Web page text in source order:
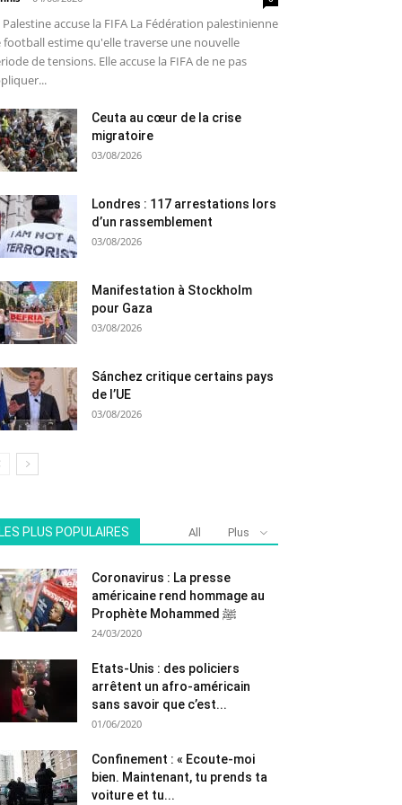
Palestine accuse la FIFA La Fédération palestinienne
football estime qu'elle traverse une nouvelle
de tensions. Elle accuse la FIFA de ne pas
Ceuta au cœur de la crise
migratoire
03/08/2026
Londres : 117 arrestations lors
d’un rassemblement
03/08/2026
Manifestation à Stockholm
pour Gaza
03/08/2026
Sánchez critique certains pays
de l’UE
03/08/2026
LES PLUS POPULAIRES All Plus
Coronavirus : La presse
américaine rend hommage au
Prophète Mohammed ﷺ
24/03/2020
Etats-Unis : des policiers
arrêtent un afro-américain
sans savoir que c’est...
01/06/2020
Confinement : « Ecoute-moi
bien. Maintenant, tu prends ta
voiture et tu...